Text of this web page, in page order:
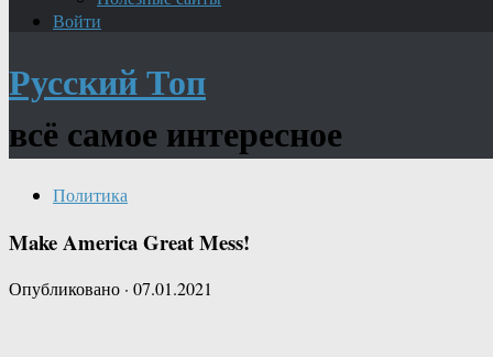
Войти
Русский Топ
всё самое интересное
Политика
Make America Great Mess!
Опубликовано · 07.01.2021